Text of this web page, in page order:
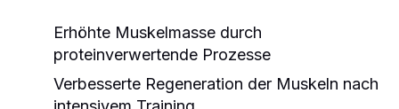
Erhöhte Muskelmasse durch
proteinverwertende Prozesse
Verbesserte Regeneration der Muskeln nach